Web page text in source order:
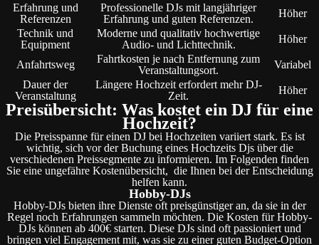
Erfahrung und
Referenzen
Professionelle DJs mit langjähriger
Erfahrung und guten Referenzen.
Höher
Technik und
Equipment
Moderne und qualitativ hochwertige
Audio- und Lichttechnik.
Höher
Anfahrtsweg
Fahrtkosten je nach Entfernung zum
Veranstaltungsort.
Variabel
Dauer der
Veranstaltung
Längere Hochzeit erfordert mehr DJ-
Zeit.
Höher
Preisübersicht: Was kostet ein DJ für eine
Hochzeit?
Die Preisspanne für einen DJ bei Hochzeiten variiert stark. Es ist
wichtig, sich vor der Buchung eines Hochzeits Djs über die
verschiedenen Preissegmente zu informieren. Im Folgenden finden
Sie eine ungefähre Kostenübersicht, die Ihnen bei der Entscheidung
helfen kann.
Hobby-DJs
Hobby-DJs bieten ihre Dienste oft preisgünstiger an, da sie in der
Regel noch Erfahrungen sammeln möchten. Die Kosten für Hobby-
DJs können ab 400€ starten. Diese DJs sind oft passioniert und
bringen viel Engagement mit, was sie zu einer guten Budget-Option